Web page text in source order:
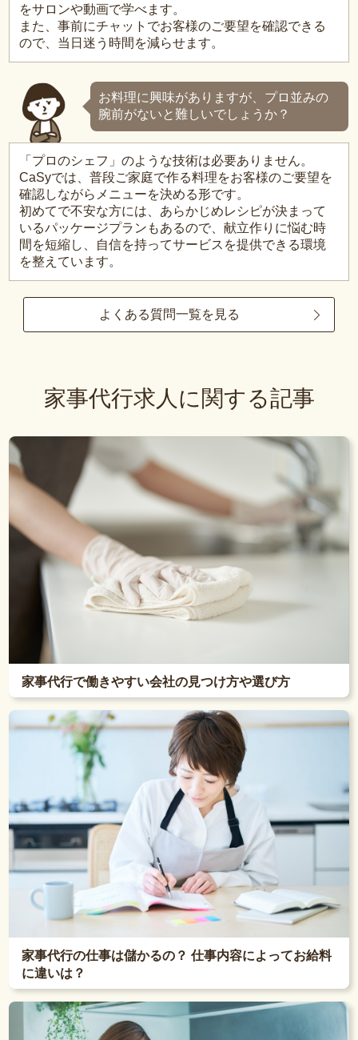
をサロンや動画で学べます。
また、事前にチャットでお客様のご要望を確認できる
ので、当日迷う時間を減らせます。
お料理に興味がありますが、プロ並みの
腕前がないと難しいでしょうか？
「プロのシェフ」のような技術は必要ありません。
CaSyでは、普段ご家庭で作る料理をお客様のご要望を
確認しながらメニューを決める形です。
初めてで不安な方には、あらかじめレシピが決まって
いるパッケージプランもあるので、献立作りに悩む時
間を短縮し、自信を持ってサービスを提供できる環境
を整えています。
よくある質問一覧を見る
家事代行求人に関する記事
家事代行で働きやすい会社の見つけ方や選び方
家事代行の仕事は儲かるの？ 仕事内容によってお給料
に違いは？